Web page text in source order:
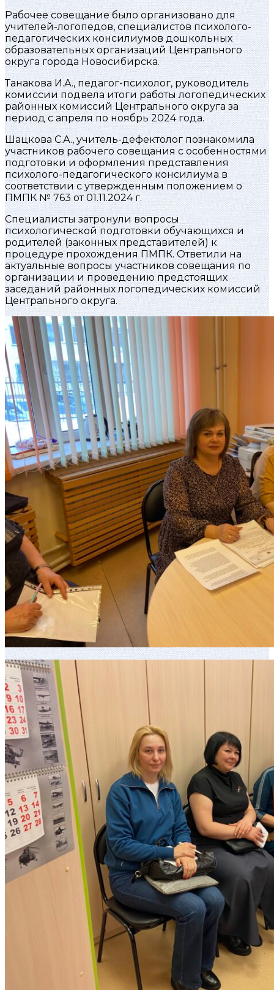
Рабочее совещание было организовано для
учителей-логопедов, специалистов психолого-
педагогических консилиумов дошкольных
образовательных организаций Центрального
округа города Новосибирска.
Танакова И.А., педагог-психолог, руководитель
комиссии подвела итоги работы логопедических
районных комиссий Центрального округа за
период с апреля по ноябрь 2024 года.
Шацкова С.А., учитель-дефектолог познакомила
участников рабочего совещания с особенностями
подготовки и оформления представления
психолого-педагогического консилиума в
соответствии с утвержденным положением о
ПМПК № 763 от 01.11.2024 г.
Специалисты затронули вопросы
психологической подготовки обучающихся и
родителей (законных представителей) к
процедуре прохождения ПМПК. Ответили на
актуальные вопросы участников совещания по
организации и проведению предстоящих
заседаний районных логопедических комиссий
Центрального округа.